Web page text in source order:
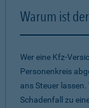
Warum ist
Wer eine Kfz-
Personenkreis
ans Steuer
Schadenfall zu